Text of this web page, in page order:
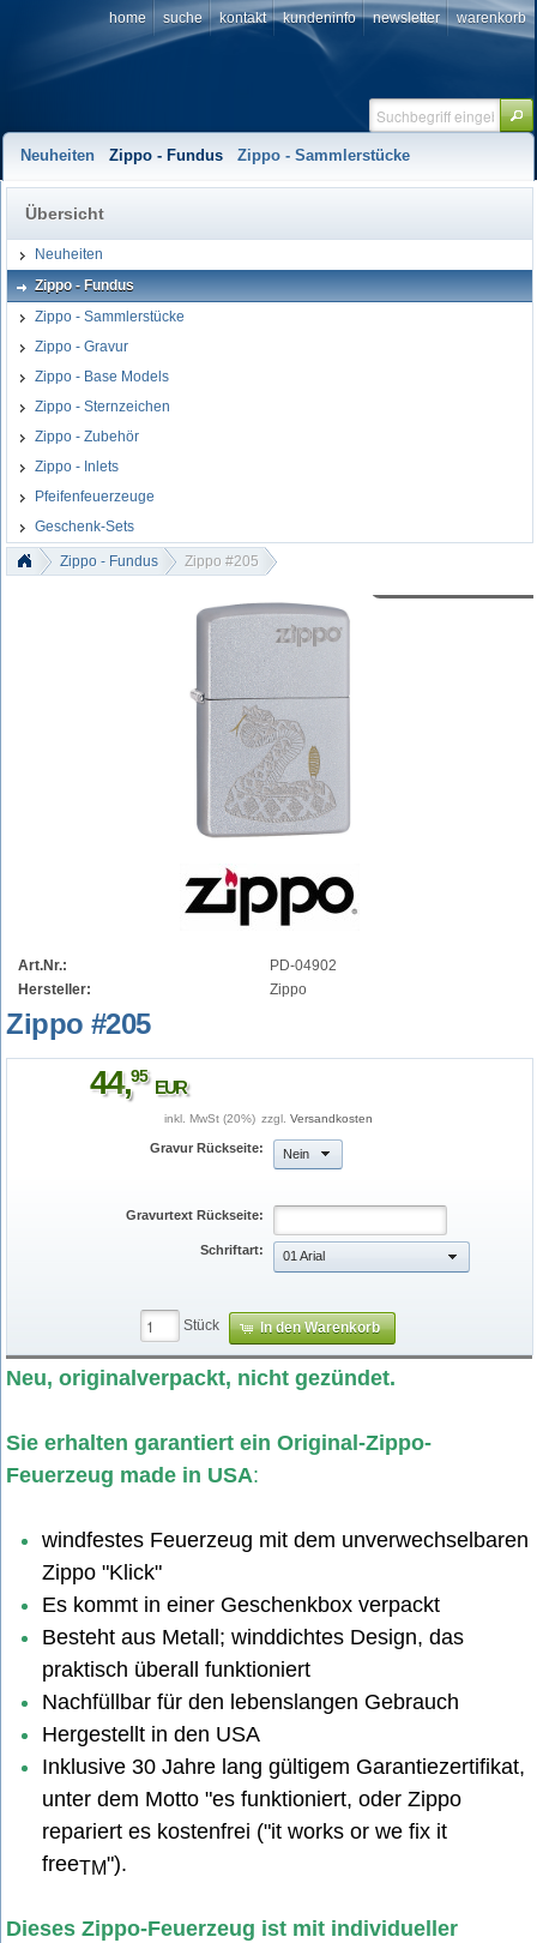
home suche kontakt kundeninfo newsletter warenkorb
Neuheiten Zippo - Fundus Zippo - Sammlerstücke
Übersicht
Neuheiten
Zippo - Fundus
Zippo - Sammlerstücke
Zippo - Gravur
Zippo - Base Models
Zippo - Sternzeichen
Zippo - Zubehör
Zippo - Inlets
Pfeifenfeuerzeuge
Geschenk-Sets
Zippo - Fundus Zippo #205
60003096_1.jpg
Art.Nr.:
PD-04902
Hersteller:
Zippo
Zippo #205
44,95
EUR
inkl. MwSt (20%) zzgl. Versandkosten
Gravur Rückseite: Nein
Gravurtext Rückseite:
Schriftart: 01 Arial
Stück In den Warenkorb
Neu, originalverpackt, nicht gezündet.
Sie erhalten garantiert ein Original-Zippo-
Feuerzeug made in USA:
windfestes Feuerzeug mit dem unverwechselbaren
Zippo "Klick"
Es kommt in einer Geschenkbox verpackt
Besteht aus Metall; winddichtes Design, das
praktisch überall funktioniert
Nachfüllbar für den lebenslangen Gebrauch
Hergestellt in den USA
Inklusive 30 Jahre lang gültigem Garantiezertifikat,
unter dem Motto "es funktioniert, oder Zippo
repariert es kostenfrei ("it works or we fix it
freeTM").
Dieses Zippo-Feuerzeug ist mit individueller